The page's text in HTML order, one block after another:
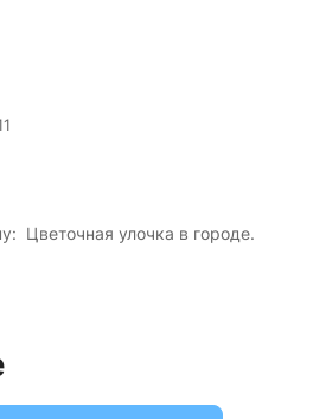
Цветочная улочка в городе.